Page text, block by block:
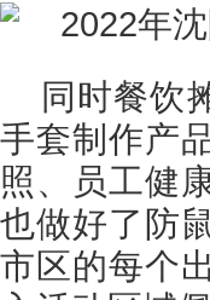
同时餐饮
手套制作产
照、员工健
也做好了防
市区的每个